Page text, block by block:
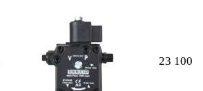
23 100